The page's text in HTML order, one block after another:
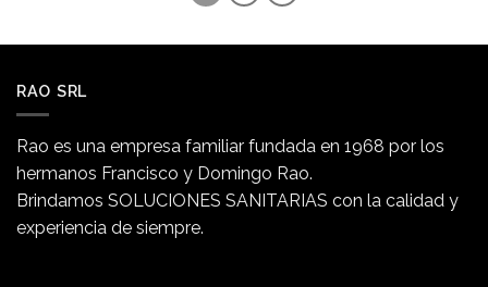
RAO SRL
Rao es una empresa familiar fundada en 1968 por los
hermanos Francisco y Domingo Rao.
Brindamos SOLUCIONES SANITARIAS con la calidad y
experiencia de siempre.